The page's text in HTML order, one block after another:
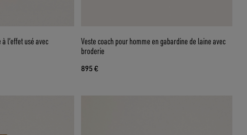
l’effet usé avec
Veste coach pour homme en gabardine de laine avec
broderie
895 €